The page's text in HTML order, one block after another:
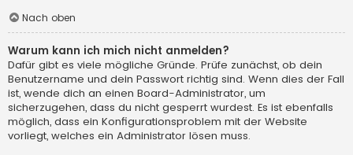
Nach oben
Warum kann ich mich nicht anmelden?
Dafür gibt es viele mögliche Gründe. Prüfe zunächst, ob dein
Benutzername und dein Passwort richtig sind. Wenn dies der Fall
ist, wende dich an einen Board-Administrator, um
sicherzugehen, dass du nicht gesperrt wurdest. Es ist ebenfalls
möglich, dass ein Konfigurationsproblem mit der Website
vorliegt, welches ein Administrator lösen muss.